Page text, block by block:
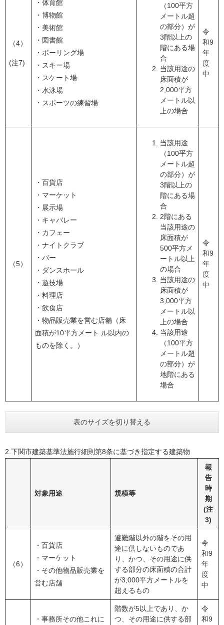
（4）
(注7)
・体育館
・博物館
・美術館
・図書館
・ボーリング場
・スキー場
・スケート場
・水泳場
・スポーツの練習場
（100平方
メートル超
の部分）が
3階以上の
階にある場
合
当該用途の
床面積が
2,000平方
メートル以
上の場合
令
和9
年
度
中
（5）
・百貨店
・マーケット
・展示場
・キャバレー
・カフェー
・ナイトクラブ
・バー
・ダンスホール
・遊技場
・料理店
・飲食店
・物品販売業を営む店舗（床
面積が10平方メート ル以内の
ものを除く。）
当該用途
（100平方
メートル超
の部分）が
3階以上の
階にある場
合
2階にある
当該用途の
床面積が
500平方メ
ートル以上
の場合
当該用途の
床面積が
3,000平方
メートル以
上の場合
当該用途
（100平方
メートル超
の部分）が
地階にある
場合
令
和9
年
度
中
表のサイズを切り替える
2.下関市建築基準法施行細則第8条に基づき指定する建築物
対象用途 規模等
報
告
時
期
(注
3)
（6）
・百貨店
・マーケット
・その他物品販売業を
営む店舗
避難階以外の階をその用
途に供しないものであ
り、かつ、その用途に供
する部分の床面積の合計
が3,000平方メートルを
超えるもの
令
和9
年
度
中
・事務所その他これに
階数が5以上であり、か
つ、その用途に供する部
令
和9